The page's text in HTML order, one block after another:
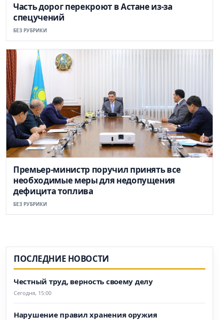
Часть дорог перекроют в Астане из-за
спецучений
БЕЗ РУБРИКИ
Премьер-министр поручил принять все
необходимые меры для недопущения
дефицита топлива
БЕЗ РУБРИКИ
ПОСЛЕДНИЕ НОВОСТИ
Честный труд, верность своему делу
Сегодня, 15:00
Нарушение правил хранения оружия